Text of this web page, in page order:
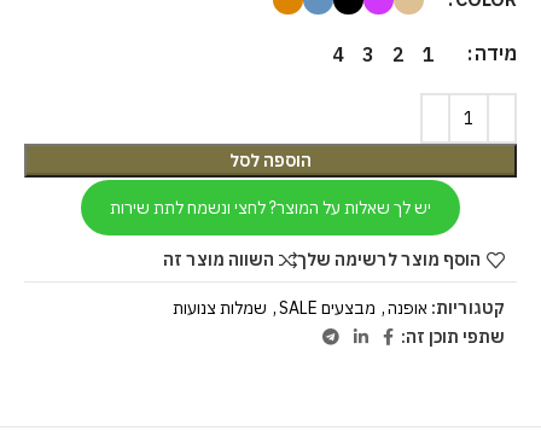
מידה 1
2
3
4
הוספה לסל
יש לך שאלות על המוצר? לחצי ונשמח לתת שירות
הוסף מוצר לרשימה שלך השווה מוצר זה
קטגוריות: אופנה, מבצעים SALE , שמלות צנועות
שתפי תוכן זה: